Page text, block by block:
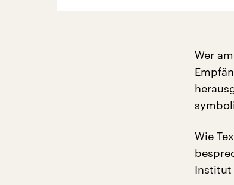
Wer
Wie
Institut